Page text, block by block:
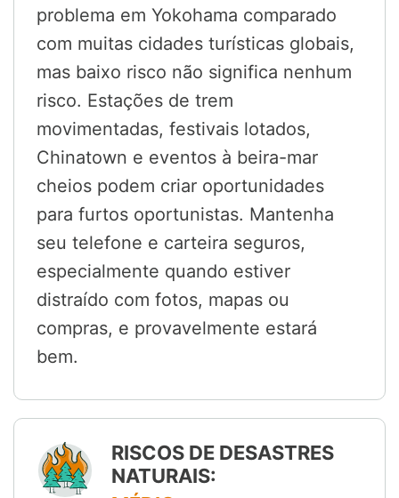
problema em Yokohama comparado
com muitas cidades turísticas globais,
mas baixo risco não significa nenhum
risco. Estações de trem
movimentadas, festivais lotados,
Chinatown e eventos à beira-mar
cheios podem criar oportunidades
para furtos oportunistas. Mantenha
seu telefone e carteira seguros,
especialmente quando estiver
distraído com fotos, mapas ou
compras, e provavelmente estará
bem.
RISCOS DE DESASTRES
NATURAIS: